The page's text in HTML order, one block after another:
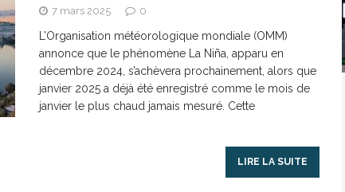
Washington refuse de payer et met l’ONU en péril
RÉÇENTS
Madagascar : Rajoelina chassé par « ses »
7 mars 2025 0
L’Organisation météorologique mondiale (OMM)
annonce que le phénomène La Niña, apparu en
décembre 2024, s’achèvera prochainement, alors que
janvier 2025 a déjà été enregistré comme le mois de
janvier le plus chaud jamais mesuré. Cette
LIRE LA SUITE